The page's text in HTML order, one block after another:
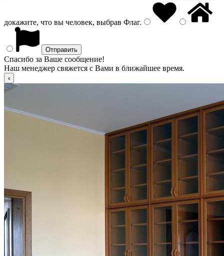
докажите, что вы человек, выбрав Флаг.
Спасибо за Ваше сообщение!
Наш менеджер свяжется с Вами в ближайшее время.